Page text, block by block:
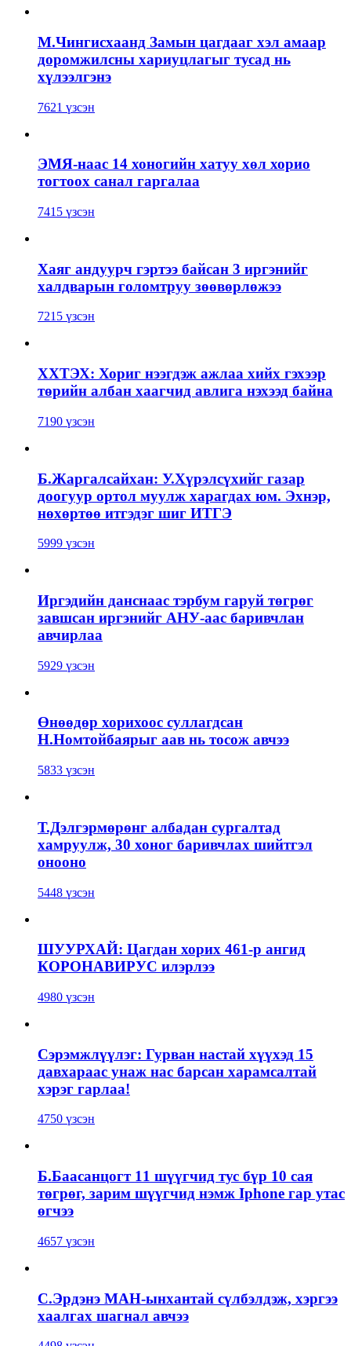
М.Чингисхаанд Замын цагдааг хэл амаар
доромжилсны хариуцлагыг тусад нь
хүлээлгэнэ
7621 үзсэн
ЭМЯ-наас 14 хоногийн хатуу хөл хорио
тогтоох санал гаргалаа
7415 үзсэн
Хаяг андуурч гэртээ байсан 3 иргэнийг
халдварын голомтруу зөөвөрлөжээ
7215 үзсэн
ХХТЭХ: Хориг нээгдэж ажлаа хийх гэхээр
төрийн албан хаагчид авлига нэхээд байна
7190 үзсэн
Б.Жаргалсайхан: У.Хүрэлсүхийг газар
доогуур ортол муулж харагдах юм. Эхнэр,
нөхөртөө итгэдэг шиг ИТГЭ
5999 үзсэн
Иргэдийн данснаас тэрбум гаруй төгрөг
завшсан иргэнийг АНУ-аас баривчлан
авчирлаа
5929 үзсэн
Өнөөдөр хорихоос суллагдсан
Н.Номтойбаярыг аав нь тосож авчээ
5833 үзсэн
Т.Дэлгэрмөрөнг албадан сургалтад
хамруулж, 30 хоног баривчлах шийтгэл
онооно
5448 үзсэн
ШУУРХАЙ: Цагдан хорих 461-р ангид
КОРОНАВИРУС илэрлээ
4980 үзсэн
Сэрэмжлүүлэг: Гурван настай хүүхэд 15
давхараас унаж нас барсан харамсалтай
хэрэг гарлаа!
4750 үзсэн
Б.Баасанцогт 11 шүүгчид тус бүр 10 сая
төгрөг, зарим шүүгчид нэмж Iphone гар утас
өгчээ
4657 үзсэн
С.Эрдэнэ МАН-ынхантай сүлбэлдэж, хэргээ
хаалгах шагнал авчээ